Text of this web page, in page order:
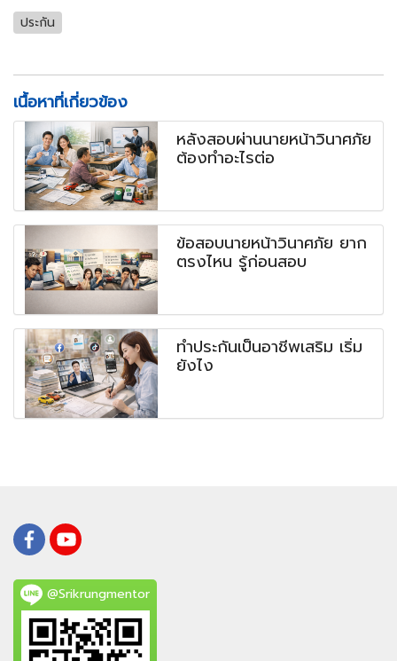
ประกัน
เนื้อหาที่เกี่ยวข้อง
หลังสอบผ่านนายหน้าวินาศภัย
ต้องทำอะไรต่อ
ข้อสอบนายหน้าวินาศภัย ยาก
ตรงไหน รู้ก่อนสอบ
ทำประกันเป็นอาชีพเสริม เริ่ม
ยังไง
@Srikrungmentor